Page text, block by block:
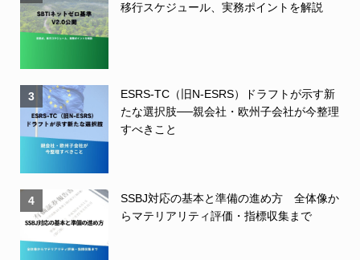
移行スケジュール、実務ポイントを解説
3
ESRS-TC（旧N-ESRS）ドラフトが示す新
たな選択肢──親会社・欧州子会社が今整理
すべきこと
4
SSBJ対応の基本と準備の進め方 全体像か
らマテリアリティ評価・指標収集まで